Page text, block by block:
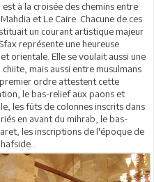
à la croisée des chemins entre
et Le Caire. Chacune de ces
un courant artistique majeur
représente une heureuse
orientale. Elle se voulait aussi une
mais aussi entre musulmans
ordre attestent cette
le bas-relief aux paons et
les fûts de colonnes inscrits dans
en avant du mihrab, le bas-
les inscriptions de l'époque de